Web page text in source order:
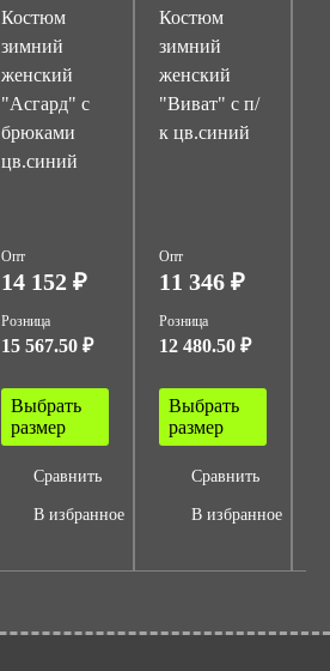
Костюм
зимний
женский
"Асгард" с
брюками
цв.синий
Опт
14 152 ₽
Розница
15 567.50 ₽
Выбрать
размер
Сравнить
В избранное
Костюм
зимний
женский
"Виват" с п/
к цв.синий
Опт
11 346 ₽
Розница
12 480.50 ₽
Выбрать
размер
Сравнить
В избранное